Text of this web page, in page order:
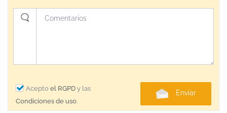
Acepto el RGPD y las
Condiciones de uso.
Enviar